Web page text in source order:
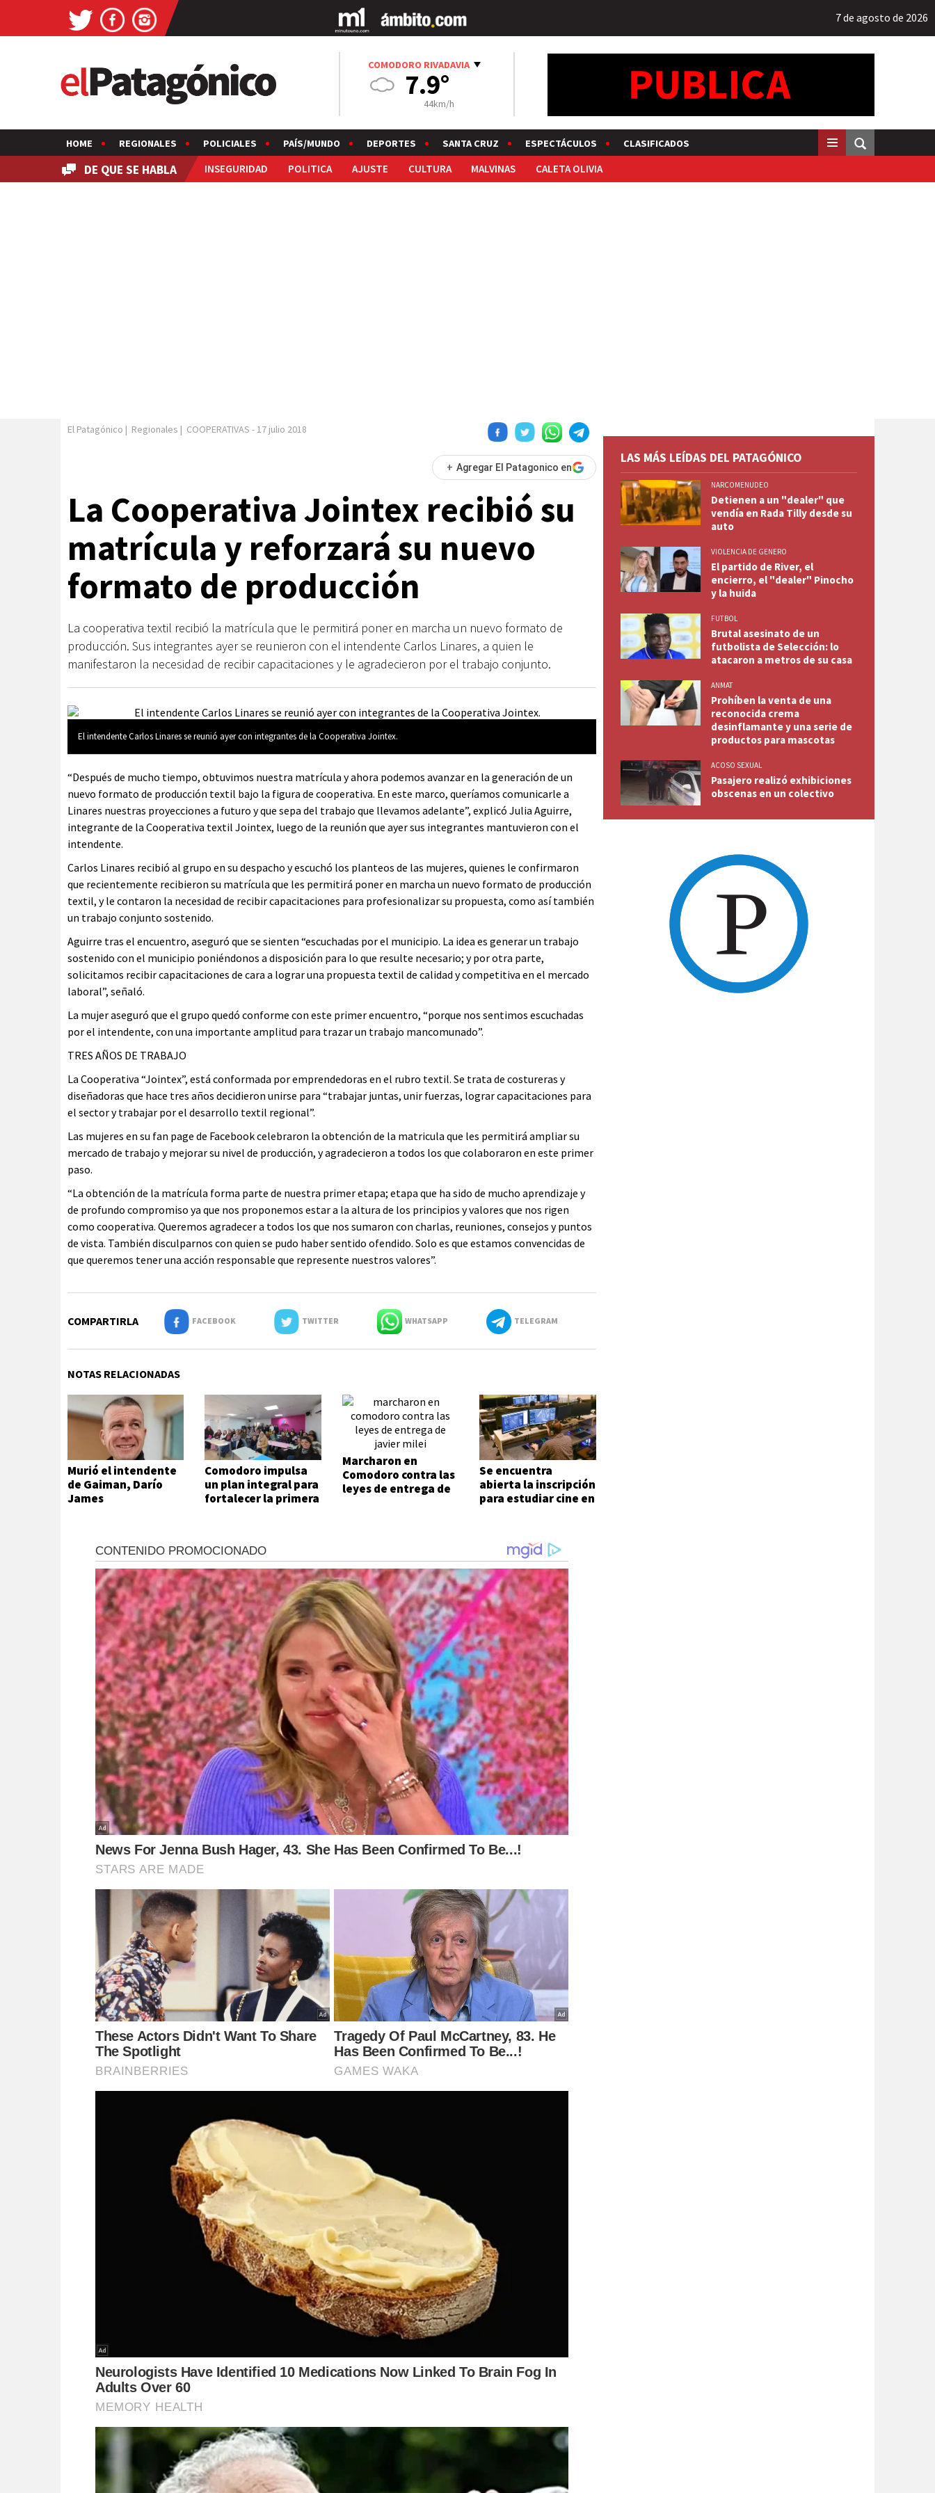
7 de agosto de 2026
COMODORO RIVADAVIA
7.9°
44km/h
HOME REGIONALES POLICIALES PAÍS/MUNDO DEPORTES SANTA CRUZ ESPECTÁCULOS CLASIFICADOS
DE QUE SE HABLA INSEGURIDAD POLITICA AJUSTE CULTURA MALVINAS CALETA OLIVIA
El Patagónico | Regionales | COOPERATIVAS - 17 julio 2018
+ Agregar El Patagonico en
La Cooperativa Jointex recibió su
matrícula y reforzará su nuevo
formato de producción
La cooperativa textil recibió la matrícula que le permitirá poner en marcha un nuevo formato de
producción. Sus integrantes ayer se reunieron con el intendente Carlos Linares, a quien le
manifestaron la necesidad de recibir capacitaciones y le agradecieron por el trabajo conjunto.
El intendente Carlos Linares se reunió ayer con integrantes de la Cooperativa Jointex.
“Después de mucho tiempo, obtuvimos nuestra matrícula y ahora podemos avanzar en la generación de un
nuevo formato de producción textil bajo la figura de cooperativa. En este marco, queríamos comunicarle a
Linares nuestras proyecciones a futuro y que sepa del trabajo que llevamos adelante”, explicó Julia Aguirre,
integrante de la Cooperativa textil Jointex, luego de la reunión que ayer sus integrantes mantuvieron con el
intendente.
Carlos Linares recibió al grupo en su despacho y escuchó los planteos de las mujeres, quienes le confirmaron
que recientemente recibieron su matrícula que les permitirá poner en marcha un nuevo formato de producción
textil, y le contaron la necesidad de recibir capacitaciones para profesionalizar su propuesta, como así también
un trabajo conjunto sostenido.
Aguirre tras el encuentro, aseguró que se sienten “escuchadas por el municipio. La idea es generar un trabajo
sostenido con el municipio poniéndonos a disposición para lo que resulte necesario; y por otra parte,
solicitamos recibir capacitaciones de cara a lograr una propuesta textil de calidad y competitiva en el mercado
laboral”, señaló.
La mujer aseguró que el grupo quedó conforme con este primer encuentro, “porque nos sentimos escuchadas
por el intendente, con una importante amplitud para trazar un trabajo mancomunado”.
TRES AÑOS DE TRABAJO
La Cooperativa “Jointex”, está conformada por emprendedoras en el rubro textil. Se trata de costureras y
diseñadoras que hace tres años decidieron unirse para “trabajar juntas, unir fuerzas, lograr capacitaciones para
el sector y trabajar por el desarrollo textil regional”.
Las mujeres en su fan page de Facebook celebraron la obtención de la matricula que les permitirá ampliar su
mercado de trabajo y mejorar su nivel de producción, y agradecieron a todos los que colaboraron en este primer
paso.
“La obtención de la matrícula forma parte de nuestra primer etapa; etapa que ha sido de mucho aprendizaje y
de profundo compromiso ya que nos proponemos estar a la altura de los principios y valores que nos rigen
como cooperativa. Queremos agradecer a todos los que nos sumaron con charlas, reuniones, consejos y puntos
de vista. También disculparnos con quien se pudo haber sentido ofendido. Solo es que estamos convencidas de
que queremos tener una acción responsable que represente nuestros valores”.
COMPARTIRLA FACEBOOK TWITTER WHATSAPP TELEGRAM
NOTAS RELACIONADAS
Murió el intendente
de Gaiman, Darío
James
Comodoro impulsa
un plan integral para
fortalecer la primera
Marcharon en
Comodoro contra las
leyes de entrega de
Se encuentra
abierta la inscripción
para estudiar cine en
LAS MÁS LEÍDAS DEL PATAGÓNICO
NARCOMENUDEO
Detienen a un "dealer" que
vendía en Rada Tilly desde su
auto
VIOLENCIA DE GENERO
El partido de River, el
encierro, el "dealer" Pinocho
y la huida
FUTBOL
Brutal asesinato de un
futbolista de Selección: lo
atacaron a metros de su casa
ANMAT
Prohíben la venta de una
reconocida crema
desinflamante y una serie de
productos para mascotas
ACOSO SEXUAL
Pasajero realizó exhibiciones
obscenas en un colectivo